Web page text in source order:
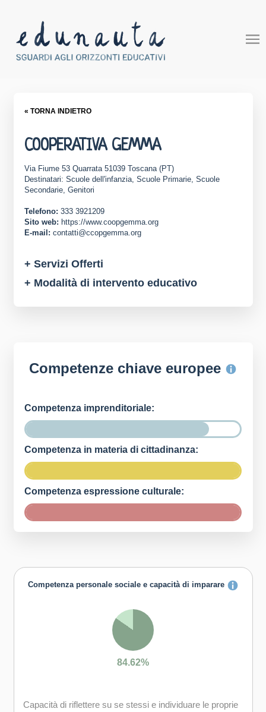
« TORNA INDIETRO
COOPERATIVA GEMMA
Via Fiume 53 Quarrata 51039 Toscana (PT)
Destinatari: Scuole dell'infanzia, Scuole Primarie, Scuole
Secondarie, Genitori
Telefono: 333 3921209
Sito web: https://www.coopgemma.org
E-mail: contatti@ccopgemma.org
+ Servizi Offerti
+ Modalità di intervento educativo
Competenze chiave europee
Competenza imprenditoriale:
Competenza in materia di cittadinanza:
Competenza espressione culturale:
Competenza personale sociale e capacità di imparare
84.62%
Capacità di riflettere su se stessi e individuare le proprie